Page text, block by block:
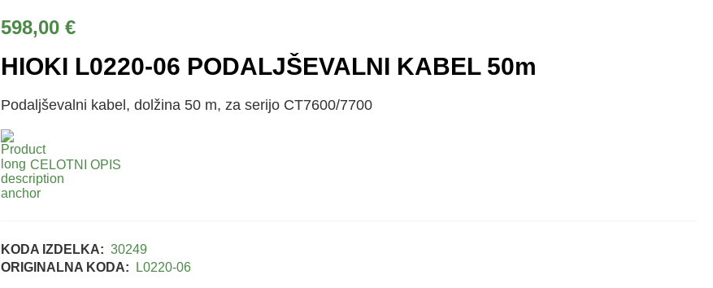
598,00 €
HIOKI L0220-06 PODALJŠEVALNI KABEL 50m
Podaljševalni kabel, dolžina 50 m, za serijo CT7600/7700
CELOTNI OPIS
KODA IZDELKA: 30249
ORIGINALNA KODA:
L0220-06